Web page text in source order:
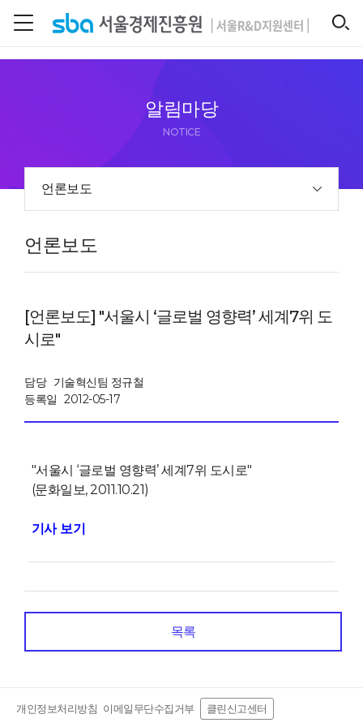
알림마당
NOTICE
언론보도
언론보도
[언론보도] "서울시 ‘글로벌 영향력’ 세계7위 도
시로"
담당 기술혁신팀 정규철
등록일 2012-05-17
"서울시 ‘글로벌 영향력’ 세계7위 도시로"
(문화일보, 2011.10.21)
기사 보기
목록
개인정보처리방침 이메일무단수집거부 클린신고센터